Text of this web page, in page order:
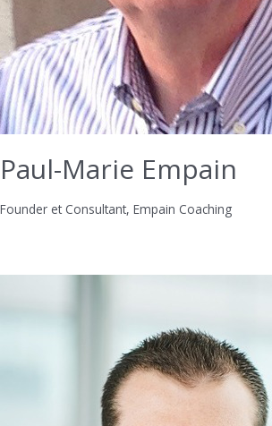
Paul-Marie Empain
Founder et Consultant, Empain Coaching